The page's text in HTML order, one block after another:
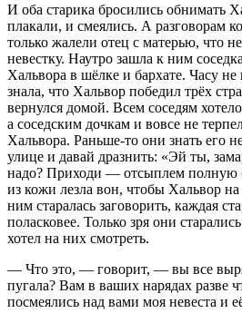
И оба старика бросились обнимать
плакали, и смеялись. А разговорам
только жалели отец с матерью, что
невестку. Наутро зашла к ним
Хальвора в шёлке и бархате. Часу
знала, что Хальвор победил трёх
вернулся домой. Всем соседям
а соседским дочкам и вовсе не
Хальвора. Раньше-то они знать его
улице и давай дразнить: «Эй ты,
надо? Приходи — отсыплем полную
из кожи лезла вон, чтобы Хальвор на
ним старалась заговорить, каждая
поласковее. Только зря они
хотел на них смотреть.
— Что это, — говорит, — вы все
пугала? Вам в ваших нарядах разве
посмеялись над вами моя невеста и